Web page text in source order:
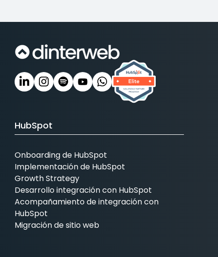
HubSpot
Onboarding de HubSpot
Implementación de HubSpot
Growth Strategy
Desarrollo integración con HubSpot
Acompañamiento de integración con
HubSpot
Migración de sitio web